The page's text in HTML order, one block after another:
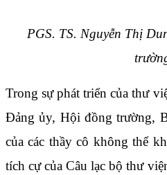
PGS. TS. Nguyễn Thị
Trong sự phát triển của thư
Đảng ủy, Hội đồng trường,
của các thầy cô không thể
tích cự của Câu lạc bộ thư